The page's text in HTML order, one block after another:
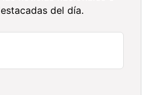
del día.